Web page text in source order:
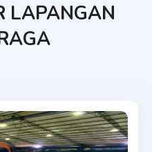
LAPANGAN